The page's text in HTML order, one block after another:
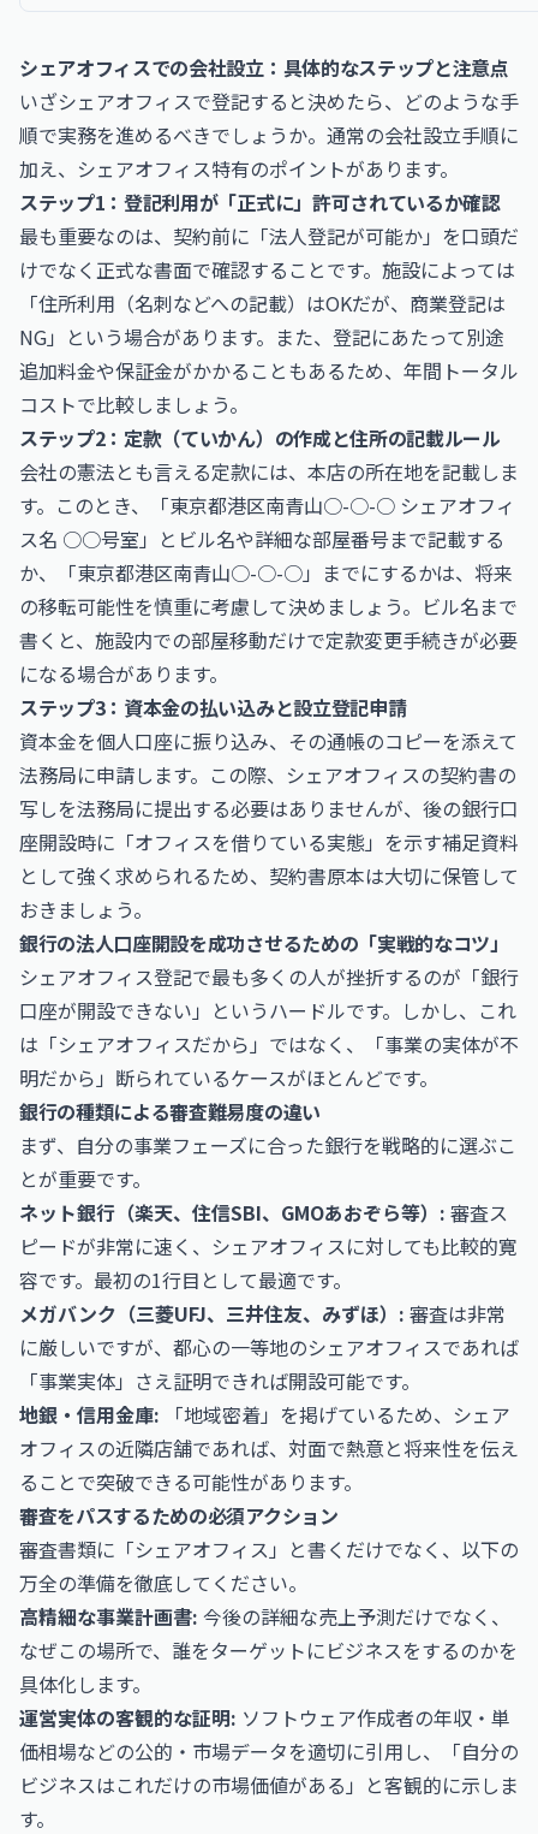
シェアオフィスでの会社設立：具体的なステップと注意点
いざシェアオフィスで登記すると決めたら、どのような手
順で実務を進めるべきでしょうか。通常の会社設立手順に
加え、シェアオフィス特有のポイントがあります。
ステップ1：登記利用が「正式に」許可されているか確認
最も重要なのは、契約前に「法人登記が可能か」を口頭だ
けでなく正式な書面で確認することです。施設によっては
「住所利用（名刺などへの記載）はOKだが、商業登記は
NG」という場合があります。また、登記にあたって別途
追加料金や保証金がかかることもあるため、年間トータル
コストで比較しましょう。
ステップ2：定款（ていかん）の作成と住所の記載ルール
会社の憲法とも言える定款には、本店の所在地を記載しま
す。このとき、「東京都港区南青山○-○-○ シェアオフィ
ス名 ○○号室」とビル名や詳細な部屋番号まで記載する
か、「東京都港区南青山○-○-○」までにするかは、将来
の移転可能性を慎重に考慮して決めましょう。ビル名まで
書くと、施設内での部屋移動だけで定款変更手続きが必要
になる場合があります。
ステップ3：資本金の払い込みと設立登記申請
資本金を個人口座に振り込み、その通帳のコピーを添えて
法務局に申請します。この際、シェアオフィスの契約書の
写しを法務局に提出する必要はありませんが、後の銀行口
座開設時に「オフィスを借りている実態」を示す補足資料
として強く求められるため、契約書原本は大切に保管して
おきましょう。
銀行の法人口座開設を成功させるための「実戦的なコツ」
シェアオフィス登記で最も多くの人が挫折するのが「銀行
口座が開設できない」というハードルです。しかし、これ
は「シェアオフィスだから」ではなく、「事業の実体が不
明だから」断られているケースがほとんどです。
銀行の種類による審査難易度の違い
まず、自分の事業フェーズに合った銀行を戦略的に選ぶこ
とが重要です。
ネット銀行（楽天、住信SBI、GMOあおぞら等）: 審査ス
ピードが非常に速く、シェアオフィスに対しても比較的寛
容です。最初の1行目として最適です。
メガバンク（三菱UFJ、三井住友、みずほ）: 審査は非常
に厳しいですが、都心の一等地のシェアオフィスであれば
「事業実体」さえ証明できれば開設可能です。
地銀・信用金庫: 「地域密着」を掲げているため、シェア
オフィスの近隣店舗であれば、対面で熱意と将来性を伝え
ることで突破できる可能性があります。
審査をパスするための必須アクション
審査書類に「シェアオフィス」と書くだけでなく、以下の
万全の準備を徹底してください。
高精細な事業計画書: 今後の詳細な売上予測だけでなく、
なぜこの場所で、誰をターゲットにビジネスをするのかを
具体化します。
運営実体の客観的な証明: ソフトウェア作成者の年収・単
価相場などの公的・市場データを適切に引用し、「自分の
ビジネスはこれだけの市場価値がある」と客観的に示しま
す。